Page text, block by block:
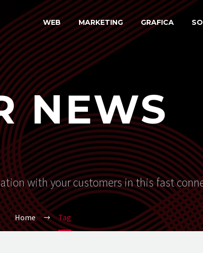
WEB MARKETING GRAFICA
NEWS
with your customers in this fast
Home Tag